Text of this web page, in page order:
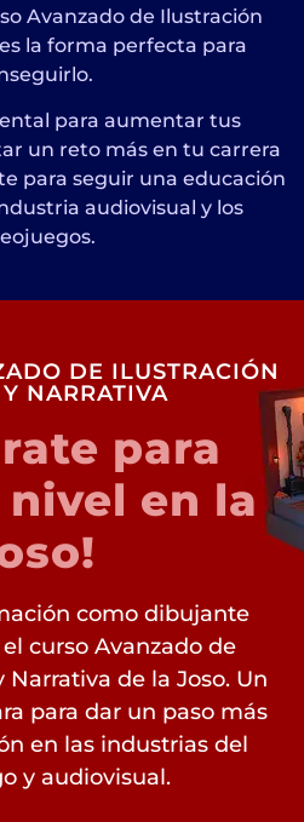
Avanzado de Ilustración
la forma perfecta para
para aumentar tus
un reto más en tu carrera
para seguir una educación
audiovisual y los
DE ILUSTRACIÓN
NARRATIVA
para
en la
como dibujante
curso Avanzado de
de la Joso. Un
para dar un paso más
en las industrias del
y audiovisual.